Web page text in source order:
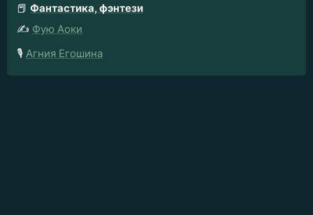
📕 Фантастика, фэнтези
✍️ Фую Аоки
🎙️ Агния Егошина